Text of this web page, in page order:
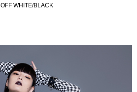
OFF WHITE/BLACK